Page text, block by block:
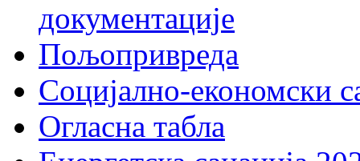
документације
Пољопривреда
Социјално-економски
Огласна табла